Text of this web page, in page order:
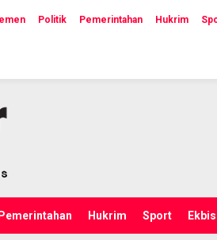
Politik Pemerintahan Hukrim
Pemerintahan Hukrim Sport Ekbis